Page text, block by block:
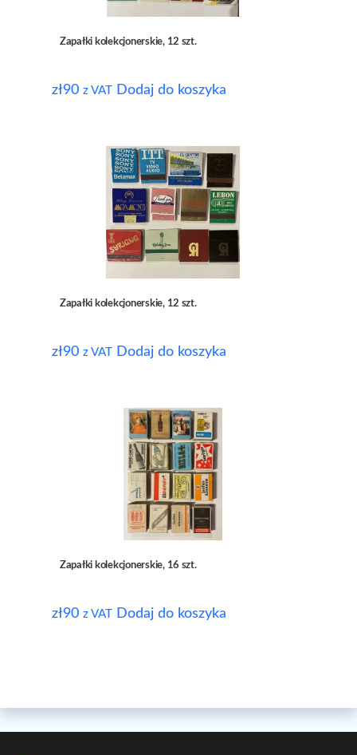
Zapałki kolekcjonerskie, 12 szt.
zł90 z VAT Dodaj do koszyka
Zapałki kolekcjonerskie, 12 szt.
zł90 z VAT Dodaj do koszyka
Zapałki kolekcjonerskie, 16 szt.
zł90 z VAT Dodaj do koszyka